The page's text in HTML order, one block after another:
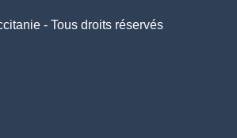
- Tous droits réservés